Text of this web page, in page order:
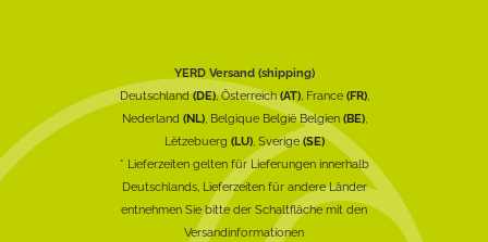
YERD Versand (shipping)
Deutschland(DE), Österreich(AT), France (FR),
Nederland (NL), Belgique België Belgien (BE),
Lëtzebuerg (LU), Sverige(SE)
* Lieferzeiten gelten für Lieferungen innerhalb
Deutschlands, Lieferzeiten für andere Länder
entnehmen Sie bitte der Schaltfläche mit den
Versandinformationen